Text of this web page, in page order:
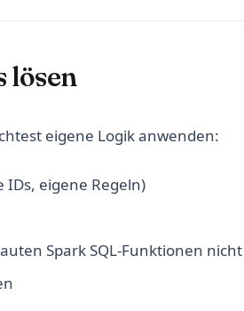
lösen
eigene Logik anwenden:
IDs, eigene Regeln)
Spark SQL-Funktionen